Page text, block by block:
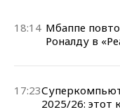
18:14 Мбаппе
Роналду в
17:23
2025/26: этот